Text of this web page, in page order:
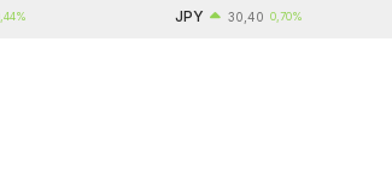
30,40 0,70%